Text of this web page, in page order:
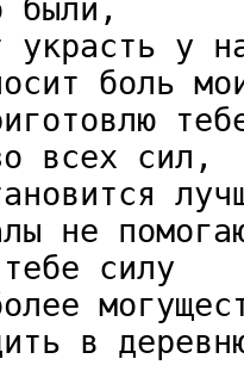
были,
украсть у
боль
всех сил,
не
силу
в